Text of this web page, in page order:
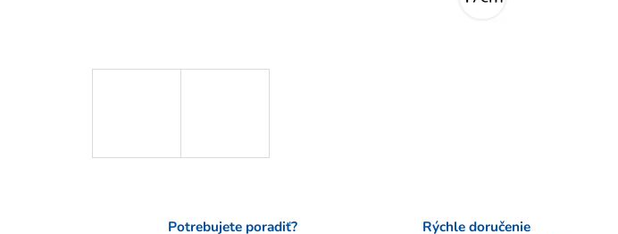
Potrebujete poradiť? Rýchle doručenie